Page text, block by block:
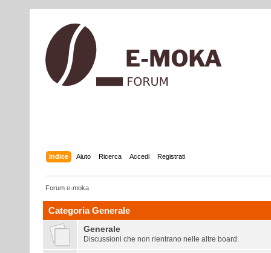
Indice Aiuto Ricerca Accedi Registrati
Forum e-moka
Categoria Generale
Generale
Discussioni che non rientrano nelle altre board.